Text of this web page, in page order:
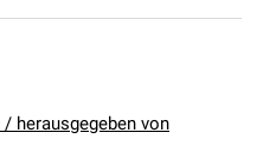
herausgegeben von